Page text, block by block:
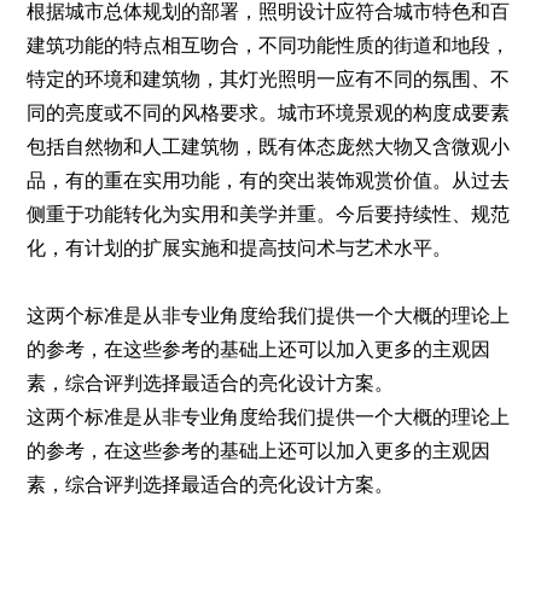
根据城市总体规划的部署，照明设计应符合城市特色和百
建筑功能的特点相互吻合，不同功能性质的街道和地段，
特定的环境和建筑物，其灯光照明一应有不同的氛围、不
同的亮度或不同的风格要求。城市环境景观的构度成要素
包括自然物和人工建筑物，既有体态庞然大物又含微观小
品，有的重在实用功能，有的突出装饰观赏价值。从过去
侧重于功能转化为实用和美学并重。今后要持续性、规范
化，有计划的扩展实施和提高技问术与艺术水平。
这两个标准是从非专业角度给我们提供一个大概的理论上
的参考，在这些参考的基础上还可以加入更多的主观因
素，综合评判选择最适合的亮化设计方案。
这两个标准是从非专业角度给我们提供一个大概的理论上
的参考，在这些参考的基础上还可以加入更多的主观因
素，综合评判选择最适合的亮化设计方案。